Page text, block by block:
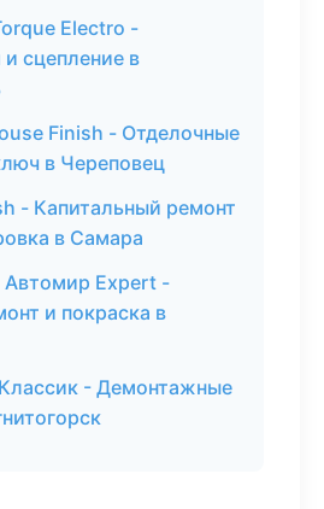
Electro -
сцепление в
Finish - Отделочные
в Череповец
- Капитальный ремонт
в Самара
Expert -
и покраска в
- Демонтажные